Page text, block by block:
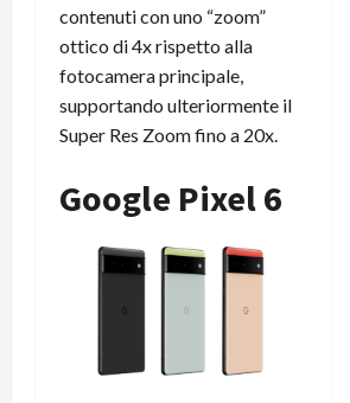
contenuti con uno “zoom”
ottico di 4x rispetto alla
fotocamera principale,
supportando ulteriormente il
Super Res Zoom fino a 20x.
Google Pixel 6